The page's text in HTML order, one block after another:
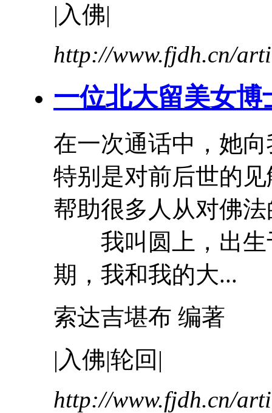
| 入佛|
http://www.fjdh.cn/
一位北大留美女博
在一次通话中，她
特别是对前后世的
帮助很多人从对佛
我叫圆上，出生
期，我和我的大...
索达吉堪布 编著
| 入佛|轮回|
http://www.fjdh.cn/